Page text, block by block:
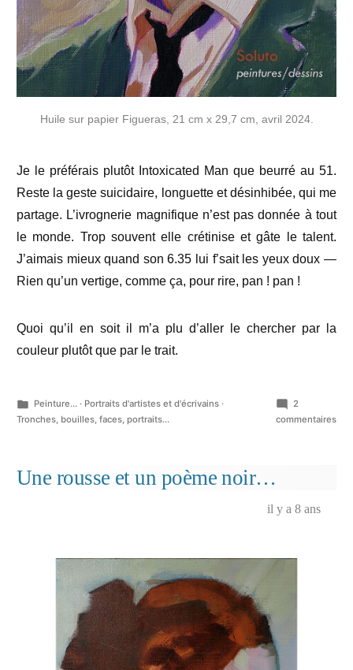
Huile sur papier Figueras, 21 cm x 29,7 cm, avril 2024.
Je le préférais plutôt Intoxicated Man que beurré au 51.
Reste la geste suicidaire, longuette et désinhibée, qui me
partage. L’ivrognerie magnifique n’est pas donnée à tout
le monde. Trop souvent elle crétinise et gâte le talent.
J’aimais mieux quand son 6.35 lui f’sait les yeux doux —
Rien qu’un vertige, comme ça, pour rire, pan ! pan !
Quoi qu’il en soit il m’a plu d’aller le chercher par la
couleur plutôt que par le trait.
Publié
dans
Peinture...· Portraits d'artistes et d'écrivains·
Tronches, bouilles, faces, portraits...
2
commentairessur
Une rousse et un poème noir…
il y a 8 ans